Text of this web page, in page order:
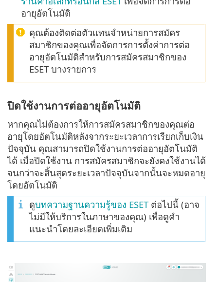
อายุอัตโนมัติ
คุณต้องติดต่อตัวแทนจำหน่ายการสมัคร
สมาชิกของคุณเพื่อจัดการการตั้งค่าการต่อ
อายุอัตโนมัติสำหรับการสมัครสมาชิกของ
ESET บางรายการ
ปิดใช้งานการต่ออายุอัตโนมัติ
หากคุณไม่ต้องการให้การสมัครสมาชิกของคุณต่อ
อายุโดยอัตโนมัติหลังจากระยะเวลาการเรียกเก็บเงิน
ปัจจุบัน คุณสามารถปิดใช้งานการต่ออายุอัตโนมัติ
ได้ เมื่อปิดใช้งาน การสมัครสมาชิกจะยังคงใช้งานได้
จนกว่าจะสิ้นสุดระยะเวลาปัจจุบันจากนั้นจะหมดอายุ
โดยอัตโนมัติ
ดูบทความฐานความรู้ของ ESETต่อไปนี้ (อาจ
ไม่มีให้บริการในภาษาของคุณ) เพื่อดูคำ
แนะนำโดยละเอียดเพิ่มเติม